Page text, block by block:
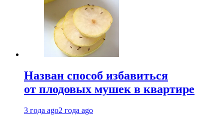
Назван способ избавиться
от плодовых мушек в квартире
3 года ago2 года ago